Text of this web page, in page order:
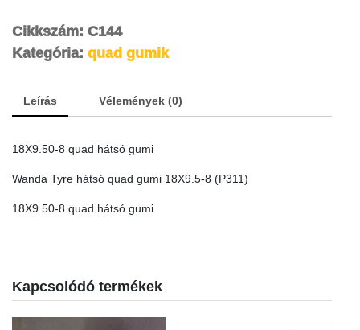
hátsó
quantity
Cikkszám: C144
Kategória: quad gumik
Leírás Vélemények (0)
18X9.50-8 quad hátsó gumi
Wanda Tyre hátsó quad gumi 18X9.5-8 (P311)
18X9.50-8 quad hátsó gumi
Kapcsolódó termékek